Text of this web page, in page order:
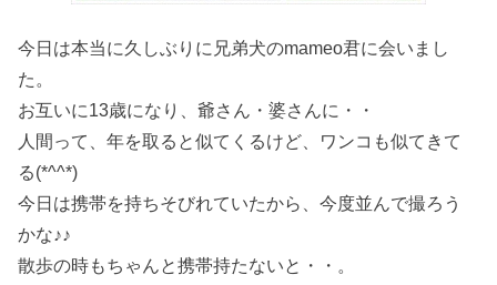
今日は本当に久しぶりに兄弟犬のmameo君に会いまし
た。
お互いに13歳になり、爺さん・婆さんに・・
人間って、年を取ると似てくるけど、ワンコも似てきて
る(*^^*)
今日は携帯を持ちそびれていたから、今度並んで撮ろう
かな♪♪
散歩の時もちゃんと携帯持たないと・・。